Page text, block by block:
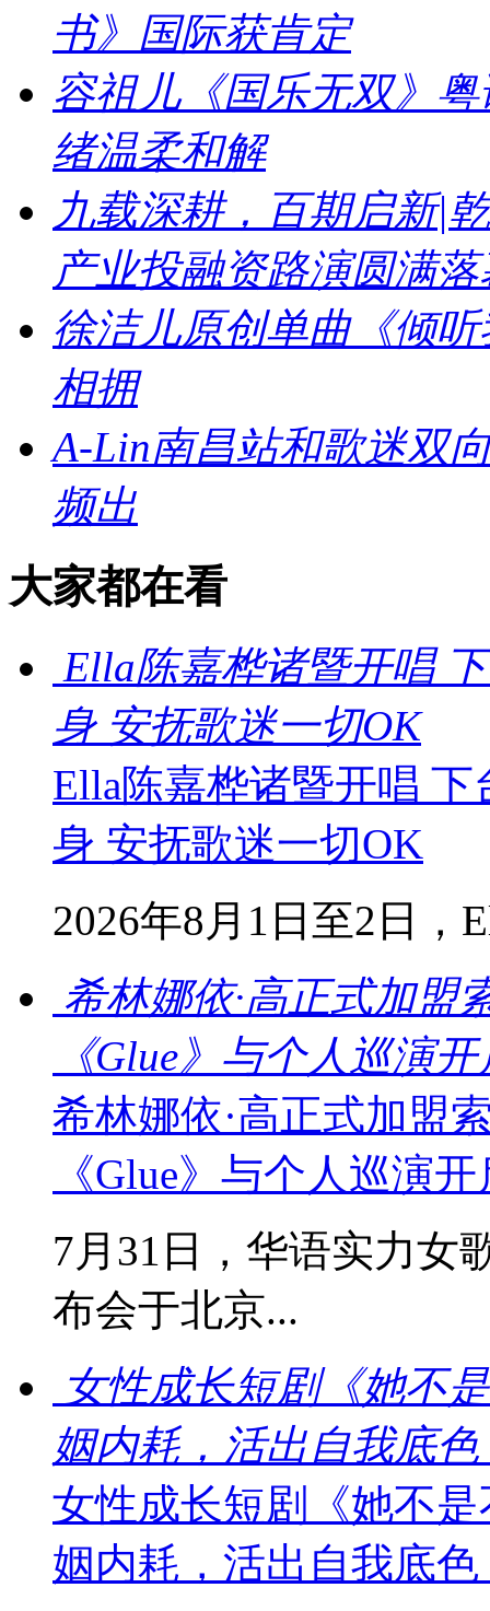
书》国际获肯定
容祖儿《国乐无双》
绪温柔和解
九载深耕，百期启新|
产业投融资路演圆满落
徐洁儿原创单曲《倾
相拥
A-Lin南昌站和歌迷双
频出
大家都在看
Ella陈嘉桦诸暨开唱
身 安抚歌迷一切OK
Ella陈嘉桦诸暨开唱
身 安抚歌迷一切OK
2026年8月1日至2日，
希林娜依·高正式加盟
《Glue》与个人巡演
希林娜依·高正式加盟
《Glue》与个人巡演
7月31日，华语实力女
布会于北京...
女性成长短剧《她不
姻内耗，活出自我底色
女性成长短剧《她不
姻内耗，活出自我底色